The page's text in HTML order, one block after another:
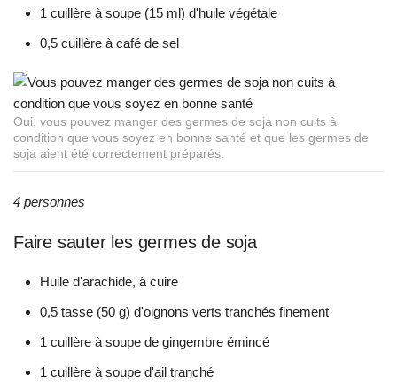
1 cuillère à soupe (15 ml) d'huile végétale
0,5 cuillère à café de sel
Oui, vous pouvez manger des germes de soja non cuits à
condition que vous soyez en bonne santé et que les germes de
soja aient été correctement préparés.
4 personnes
Faire sauter les germes de soja
Huile d'arachide, à cuire
0,5 tasse (50 g) d'oignons verts tranchés finement
1 cuillère à soupe de gingembre émincé
1 cuillère à soupe d'ail tranché